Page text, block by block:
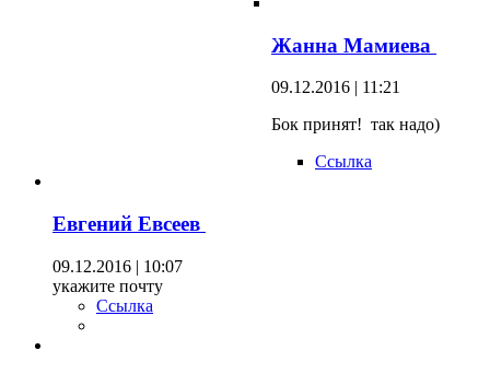
Жанна Мамиева
09.12.2016 | 11:21
Бок принят! так надо)
Ссылка
Евгений Евсеев
09.12.2016 | 10:07
укажите почту
Ссылка